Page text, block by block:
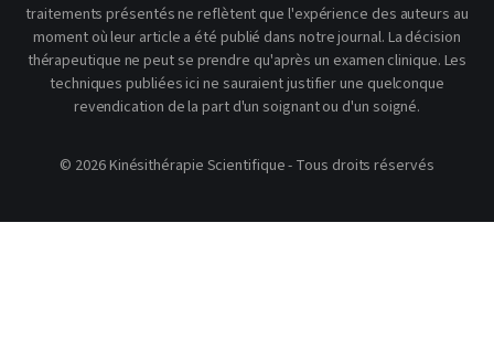
traitements présentés ne reflètent que l'expérience des auteurs au
moment où leur article a été publié dans notre journal. La décision
thérapeutique ne peut se prendre qu'après un examen clinique. Les
techniques publiées ici ne sauraient justifier une quelconque
revendication de la part d'un soignant ou d'un soigné.
© 2026 Kinésithérapie Scientifique - Tous droits réservés